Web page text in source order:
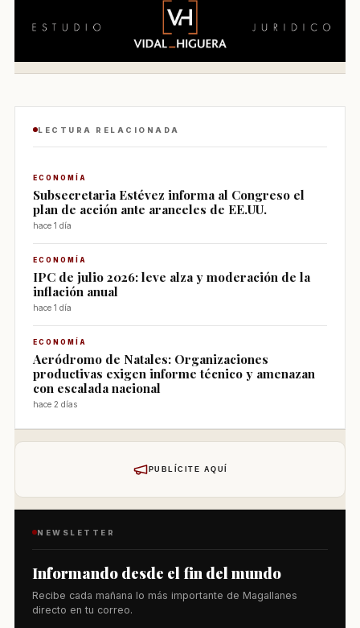
LECTURA RELACIONADA
ECONOMÍA
Subsecretaria Estévez informa al Congreso el
plan de acción ante aranceles de EE.UU.
hace 1 día
ECONOMÍA
IPC de julio 2026: leve alza y moderación de la
inflación anual
hace 1 día
ECONOMÍA
Aeródromo de Natales: Organizaciones
productivas exigen informe técnico y amenazan
con escalada nacional
hace 2 días
PUBLÍCITE AQUÍ
NEWSLETTER
Informando desde el fin del mundo
Recibe cada mañana lo más importante de Magallanes
directo en tu correo.